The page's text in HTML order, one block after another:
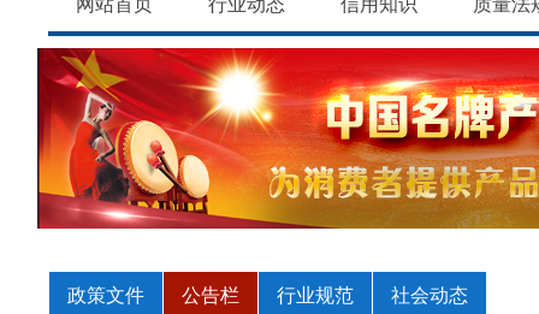
网站首页 行业动态 信用知识 质量法
政策文件 公告栏 行业规范 社会动态